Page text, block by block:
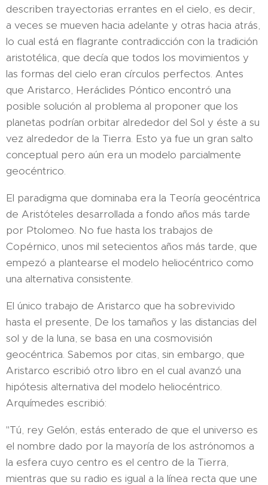
describen trayectorias errantes en el cielo, es decir,
a veces se mueven hacia adelante y otras hacia atrás,
lo cual está en flagrante contradicción con la tradición
aristotélica, que decía que todos los movimientos y
las formas del cielo eran círculos perfectos. Antes
que Aristarco, Heráclides Póntico encontró una
posible solución al problema al proponer que los
planetas podrían orbitar alrededor del Sol y éste a su
vez alrededor de la Tierra. Esto ya fue un gran salto
conceptual pero aún era un modelo parcialmente
geocéntrico.
El paradigma que dominaba era la Teoría geocéntrica
de Aristóteles desarrollada a fondo años más tarde
por Ptolomeo. No fue hasta los trabajos de
Copérnico, unos mil setecientos años más tarde, que
empezó a plantearse el modelo heliocéntrico como
una alternativa consistente.
El único trabajo de Aristarco que ha sobrevivido
hasta el presente, De los tamaños y las distancias del
sol y de la luna, se basa en una cosmovisión
geocéntrica. Sabemos por citas, sin embargo, que
Aristarco escribió otro libro en el cual avanzó una
hipótesis alternativa del modelo heliocéntrico.
Arquímedes escribió:
"Tú, rey Gelón, estás enterado de que el universo es
el nombre dado por la mayoría de los astrónomos a
la esfera cuyo centro es el centro de la Tierra,
mientras que su radio es igual a la línea recta que une